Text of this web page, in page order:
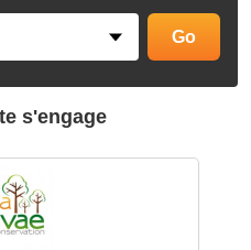
s'engage